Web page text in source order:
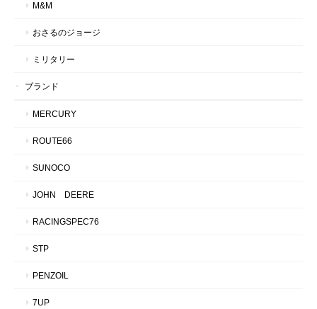
M&M
おさるのジョージ
ミリタリー
ブランド
MERCURY
ROUTE66
SUNOCO
JOHN DEERE
RACINGSPEC76
STP
PENZOIL
7UP